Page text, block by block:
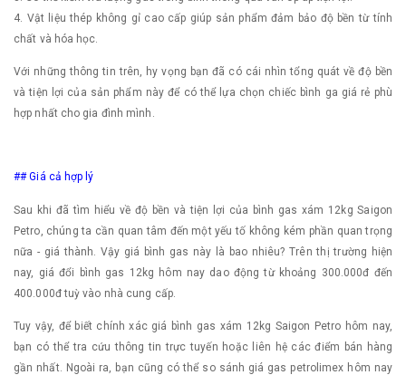
4. Vật liệu thép không gỉ cao cấp giúp sản phẩm đảm bảo độ bền từ tính
chất và hóa học.
Với những thông tin trên, hy vọng bạn đã có cái nhìn tổng quát về độ bền
và tiện lợi của sản phẩm này để có thể lựa chọn chiếc bình ga giá rẻ phù
hợp nhất cho gia đình mình.
## Giá cả hợp lý
Sau khi đã tìm hiểu về độ bền và tiện lợi của bình gas xám 12kg Saigon
Petro, chúng ta cần quan tâm đến một yếu tố không kém phần quan trọng
nữa - giá thành. Vậy giá bình gas này là bao nhiêu? Trên thị trường hiện
nay, giá đổi bình gas 12kg hôm nay dao động từ khoảng 300.000đ đến
400.000đ tuỳ vào nhà cung cấp.
Tuy vậy, để biết chính xác giá bình gas xám 12kg Saigon Petro hôm nay,
bạn có thể tra cứu thông tin trực tuyến hoặc liên hệ các điểm bán hàng
gần nhất. Ngoài ra, bạn cũng có thể so sánh giá gas petrolimex hôm nay